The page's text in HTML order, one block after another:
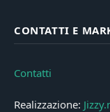
CONTATTI E
Contatti
Realizzazione: